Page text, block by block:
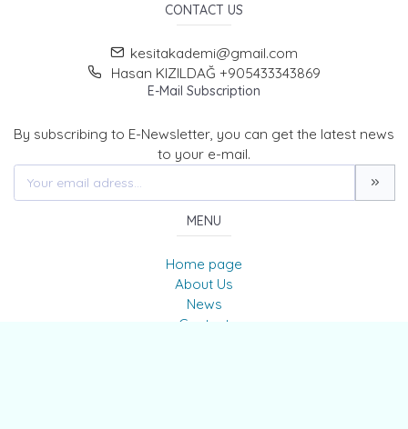
CONTACT US
kesitakademi@gmail.com
Hasan KIZILDAĞ +905433343869
E-Mail Subscription
By subscribing to E-Newsletter, you can get the latest news
to your e-mail.
MENU
Home page
About Us
News
Contact